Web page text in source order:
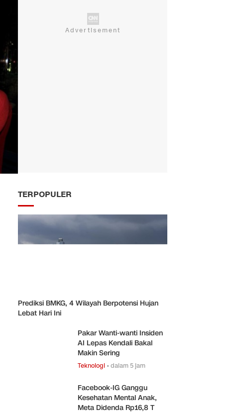
TERPOPULER
Prediksi BMKG, 4 Wilayah Berpotensi Hujan
Lebat Hari Ini
Pakar Wanti-wanti Insiden
AI Lepas Kendali Bakal
Makin Sering
Teknologi •dalam 5 jam
Facebook-IG Ganggu
Kesehatan Mental Anak,
Meta Didenda Rp16,8 T